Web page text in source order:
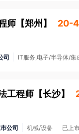
师 【郑州 】 20-
司 IT服务,电子/半导体/集
工程师 【长沙】
公司 机械/设备 已上